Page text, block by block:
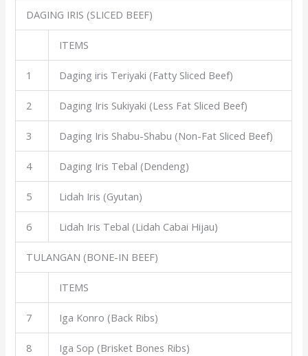
DAGING IRIS (SLICED BEEF)
ITEMS
1 Daging iris Teriyaki (Fatty Sliced Beef)
2 Daging Iris Sukiyaki (Less Fat Sliced Beef)
3 Daging Iris Shabu-Shabu (Non-Fat Sliced Beef)
4 Daging Iris Tebal (Dendeng)
5 Lidah Iris (Gyutan)
6 Lidah Iris Tebal (Lidah Cabai Hijau)
TULANGAN (BONE-IN BEEF)
ITEMS
7 Iga Konro (Back Ribs)
8 Iga Sop (Brisket Bones Ribs)